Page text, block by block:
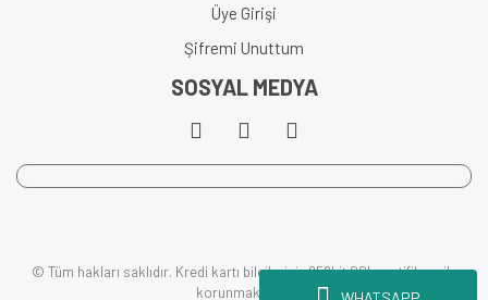
Üye Girişi
Şifremi Unuttum
SOSYAL MEDYA
© Tüm hakları saklıdır. Kredi kartı bilgileriniz 256bit SSL sertifikası ile
korunmaktadır.